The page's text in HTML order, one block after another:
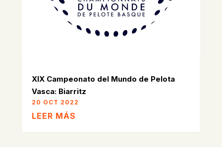
XIX Campeonato del Mundo de Pelota
Vasca: Biarritz
20 OCT 2022
LEER MÁS